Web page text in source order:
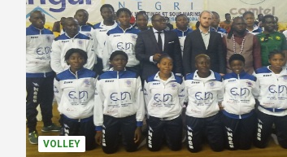
VOLLEY